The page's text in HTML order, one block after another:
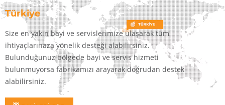
Türkiye
Size en yakın bayi ve servislerimize ulaşarak tüm
ihtiyaçlarınaza yönelik desteği alabilirsiniz.
Bulunduğunuz bölgede bayi ve servis hizmeti
bulunmuyorsa fabrikamızı arayarak doğrudan destek
alabilirsiniz.